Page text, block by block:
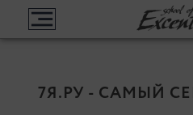
7Я.РУ - САМЫЙ